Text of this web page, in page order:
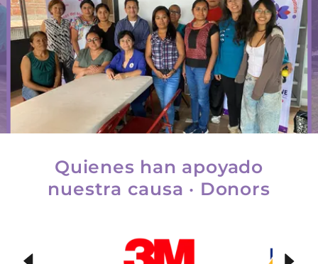
Quienes han apoyado
nuestra causa · Donors